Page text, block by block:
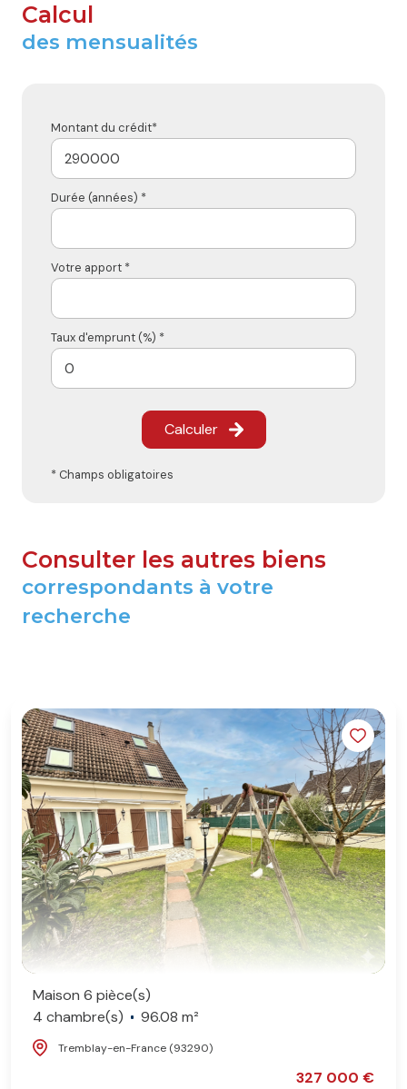
Calcul
des mensualités
Montant du crédit*
Durée (années) *
Votre apport *
Taux d'emprunt (%) *
Calculer
* Champs obligatoires
Consulter les autres biens
correspondants à votre
recherche
Maison 6 pièce(s)
4 chambre(s)
96.08 m²
Tremblay-en-France (93290)
327 000 €